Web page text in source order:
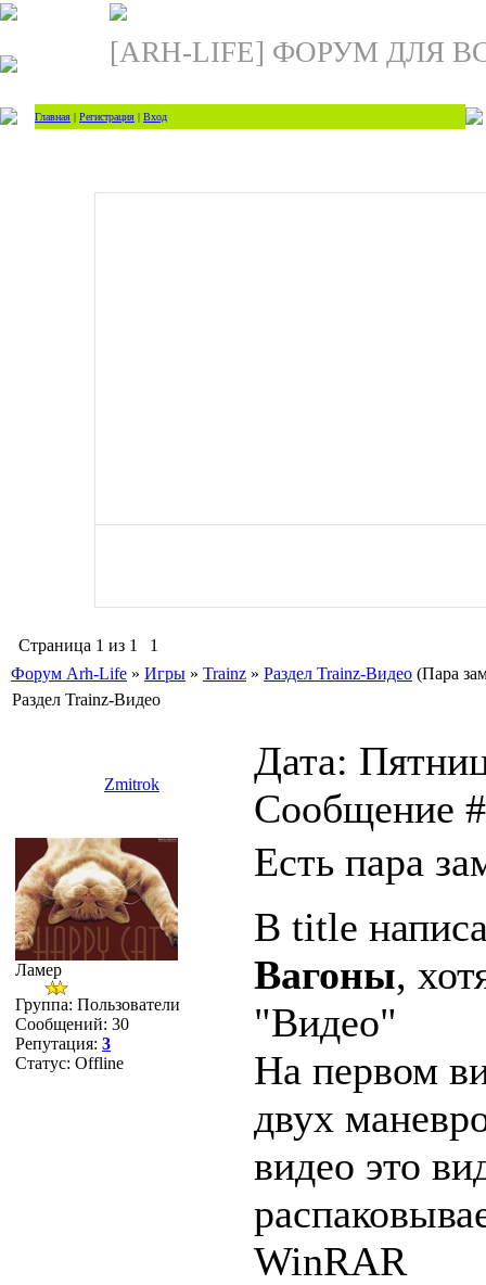
[ARH-LIFE] ФОРУМ ДЛЯ
Главная | Регистрация | Вход
Страница 1 из 1
1
Форум Arh-Life » Игры » Trainz » Раздел Trainz-Видео (Пара
Раздел Trainz-Видео
Zmitrok
Дата:
Сообщение
Ламер
Группа: Пользователи
Сообщений: 30
Репутация: 3
Статус: Offline
Есть пара
В title
Вагоны,
"Видео"
На первом
двух
видео это
WinRAR